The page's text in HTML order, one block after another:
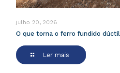
julho 20, 2026
O que torna o ferro fundido
Ler mais